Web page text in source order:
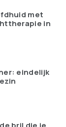
met
in
eindelijk